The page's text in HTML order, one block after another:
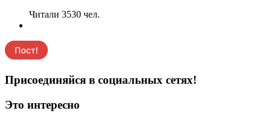
Читали 3530 чел.
Присоединяйся в социальных сетях!
Это интересно